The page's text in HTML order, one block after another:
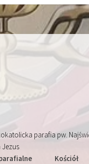
parafia pw.
Jezus
Kościół